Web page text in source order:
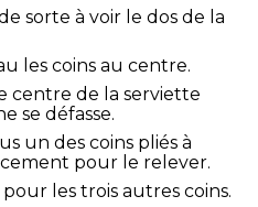
sorte à voir le dos de la
les coins au centre.
centre de la serviette
se défasse.
un des coins pliés à
pour le relever.
les trois autres coins.